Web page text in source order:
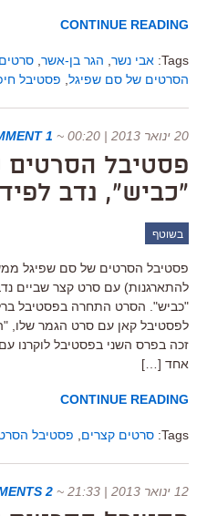
CONTINUE READING
Tags: אבי נשר הגר בן-אשר
הסרטים של סם שפיגל פסטיבל חיפה
20 ינואר 2013 | 00:20 ~
1 COMMENT
פסטיבל
"כביש", נדב לפיד
בשוטף
פסטיבל הסרטים של סם שפיגל
"כביש". הסרט התחרה בפסטיבל
זכה בפרס השני בפסטיבל לוקרנו
אחד […]
CONTINUE READING
Tags: סרטים קצרים פסטיבל
12 ינואר 2013 | 21:33 ~
2 COMMENTS